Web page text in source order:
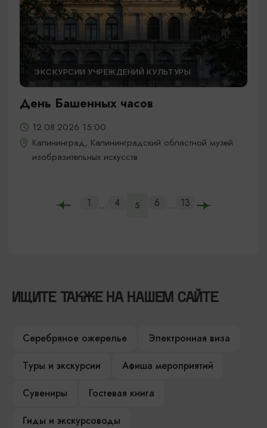
ЭКСКУРСИИ УЧРЕЖДЕНИЙ КУЛЬТУРЫ
День Башенных часов
12.08.2026 15:00
Калининград, Калининградский областной музей
изобразительных искусств
1 ... 4 5 6 ... 13
ИЩИТЕ ТАКЖЕ НА НАШЕМ САЙТЕ
Серебряное ожерелье
Электронная виза
Туры и экскурсии
Афиша мероприятий
Сувениры
Гостевая книга
Гиды и экскурсоводы